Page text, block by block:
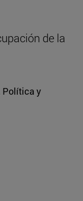
de la
Política y